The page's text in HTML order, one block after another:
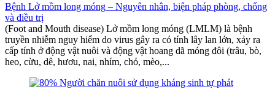
Bệnh Lở mồm long móng – Nguyên nhân, biện pháp phòng, chống
và điều trị
(Foot and Mouth disease) Lở mồm long móng (LMLM) là bệnh
truyền nhiễm nguy hiểm do virus gây ra có tính lây lan lớn, xảy ra
cấp tính ở động vật nuôi và động vật hoang dã móng đôi (trâu, bò,
heo, cừu, dê, hươu, nai, nhím, chó, mèo,...